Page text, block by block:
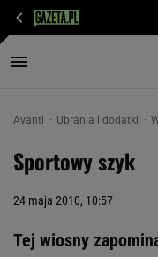
Avanti Ubrania i dodatki
Sportowy szyk
24 maja 2010, 10:57
Tej wiosny